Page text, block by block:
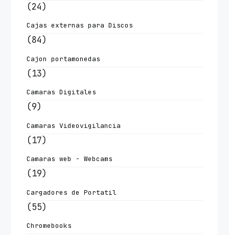
(24)
Cajas externas para Discos
(84)
Cajon portamonedas
(13)
Camaras Digitales
(9)
Camaras Videovigilancia
(17)
Camaras web - Webcams
(19)
Cargadores de Portatil
(55)
Chromebooks